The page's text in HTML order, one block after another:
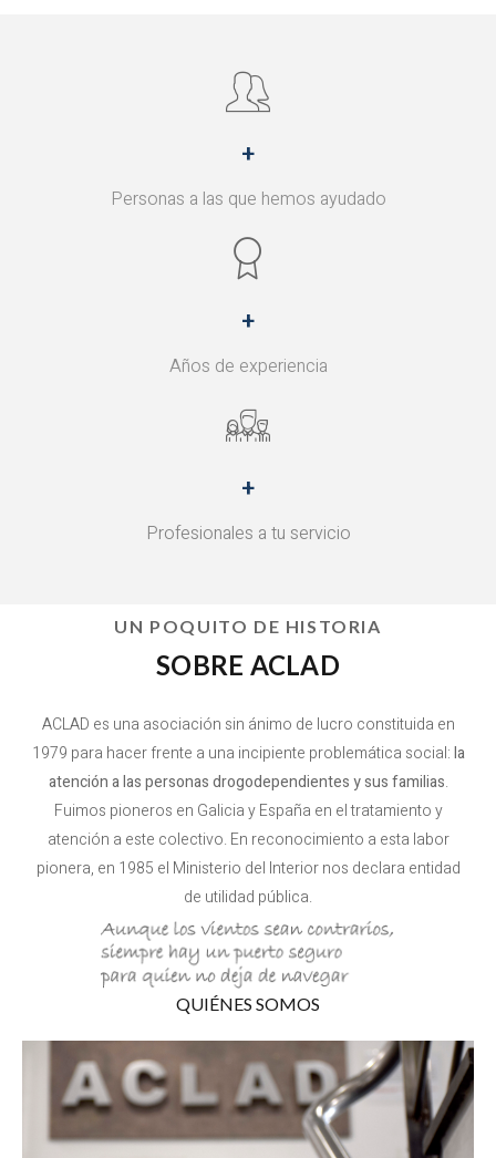
+
Personas a las que hemos ayudado
+
Años de experiencia
+
Profesionales a tu servicio
UN POQUITO DE HISTORIA
SOBRE ACLAD
ACLAD es una asociación sin ánimo de lucro constituida en
1979 para hacer frente a una incipiente problemática social:la
atención a las personas drogodependientes y sus familias.
Fuimos pioneros en Galicia y España en el tratamiento y
atención a este colectivo. En reconocimiento a esta labor
pionera, en 1985 el Ministerio del Interior nos declara entidad
de utilidad pública.
QUIÉNES SOMOS